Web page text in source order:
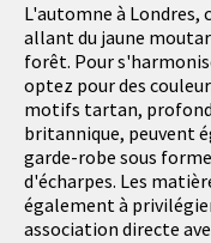
L'automne à Londres,
allant du jaune
forêt. Pour
optez pour des
motifs tartan,
britannique, peuvent
garde-robe sous
d'écharpes. Les
également à
association directe